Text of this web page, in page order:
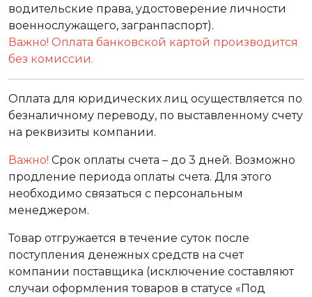
водительские права, удостоверение личности
военнослужащего, загранпаспорт).
Важно! Оплата банковской картой производится
без комиссии.
Оплата для юридических лиц осуществляется по
безналичному переводу, по выставленному счету
на реквизиты компании.
Важно! Срок оплаты счета – до 3 дней. Возможно
продление периода оплаты счета. Для этого
необходимо связаться с персональным
менеджером.
Товар отгружается в течение суток после
поступления денежных средств на счет
компании поставщика (исключение составляют
случаи оформления товаров в статусе «Под